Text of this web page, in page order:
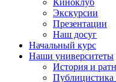
Экскурсии
Презентации
Наш досуг
Начальный курс
Наши университеты
История и
Публицистика